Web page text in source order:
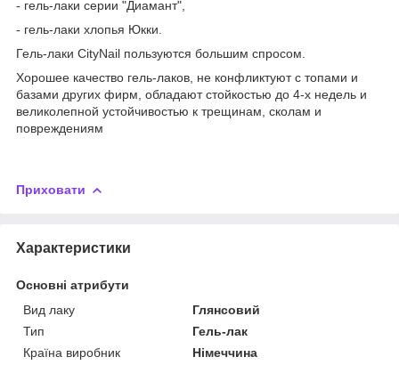
- гель-лаки серии "Диамант",
- гель-лаки хлопья Юкки.
Гель-лаки CityNail пользуются большим спросом.
Хорошее качество гель-лаков, не конфликтуют с топами и
базами других фирм, обладают стойкостью до 4-х недель и
великолепной устойчивостью к трещинам, сколам и
повреждениям
Приховати
Характеристики
Основні атрибути
Вид лаку
Глянсовий
Тип
Гель-лак
Країна виробник
Німеччина